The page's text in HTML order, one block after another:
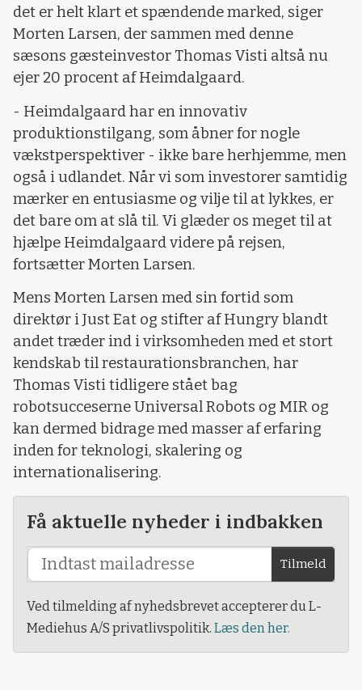
det er helt klart et spændende marked, siger
Morten Larsen, der sammen med denne
sæsons gæsteinvestor Thomas Visti altså nu
ejer 20 procent af Heimdalgaard.
- Heimdalgaard har en innovativ
produktionstilgang, som åbner for nogle
vækstperspektiver - ikke bare herhjemme, men
også i udlandet. Når vi som investorer samtidig
mærker en entusiasme og vilje til at lykkes, er
det bare om at slå til. Vi glæder os meget til at
hjælpe Heimdalgaard videre på rejsen,
fortsætter Morten Larsen.
Mens Morten Larsen med sin fortid som
direktør i Just Eat og stifter af Hungry blandt
andet træder ind i virksomheden med et stort
kendskab til restaurationsbranchen, har
Thomas Visti tidligere stået bag
robotsucceserne Universal Robots og MIR og
kan dermed bidrage med masser af erfaring
inden for teknologi, skalering og
internationalisering.
Få aktuelle nyheder i indbakken
Tilmeld
Ved tilmelding af nyhedsbrevet accepterer du L-
Mediehus A/S privatlivspolitik. Læs den her.